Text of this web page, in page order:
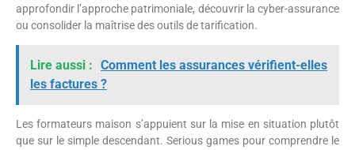
approfondir l’approche patrimoniale, découvrir la cyber-assurance
ou consolider la maîtrise des outils de tarification.
Lire aussi : Comment les assurances vérifient-elles
les factures ?
Les formateurs maison s’appuient sur la mise en situation plutôt
que sur le simple descendant. Serious games pour comprendre le